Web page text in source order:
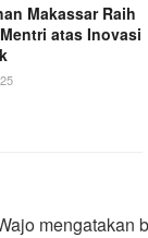
Makassar Raih
atas Inovasi